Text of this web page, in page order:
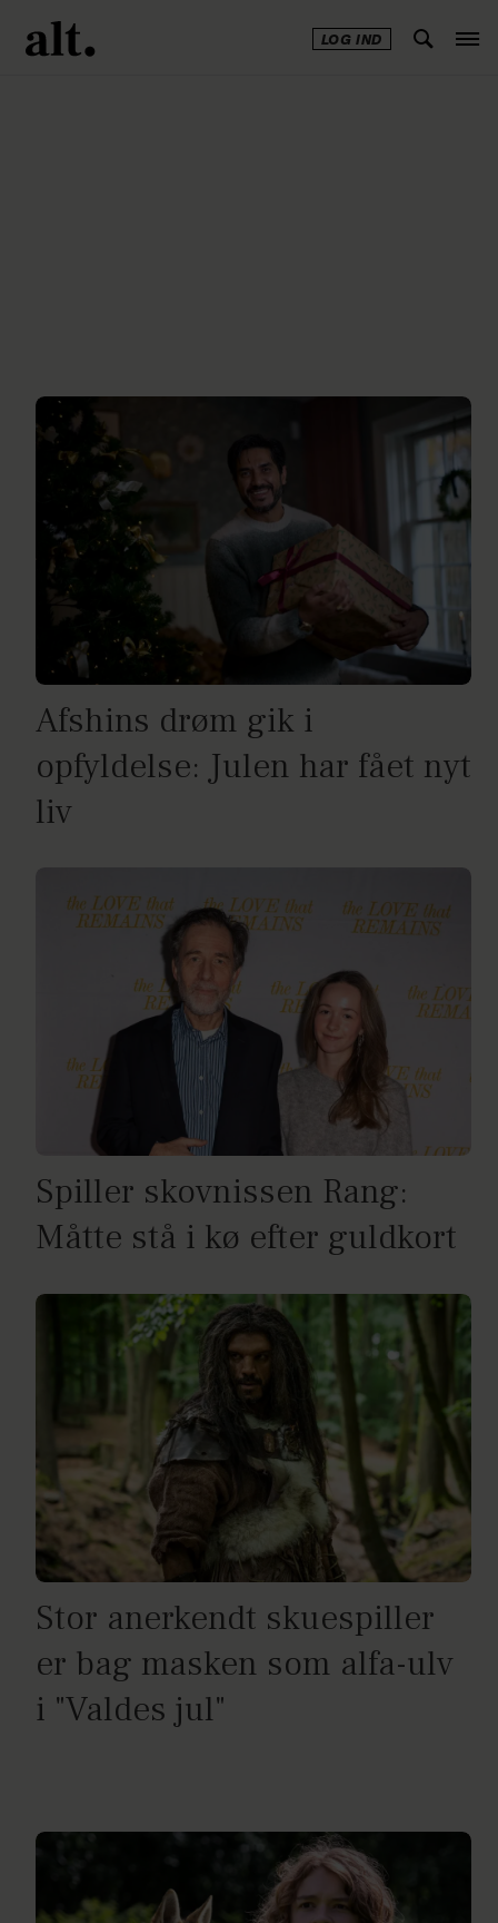
LOG IND
Afshins drøm gik i
opfyldelse: Julen har fået nyt
liv
Spiller skovnissen Rang:
Måtte stå i kø efter guldkort
Stor anerkendt skuespiller
er bag masken som alfa-ulv
i "Valdes jul"